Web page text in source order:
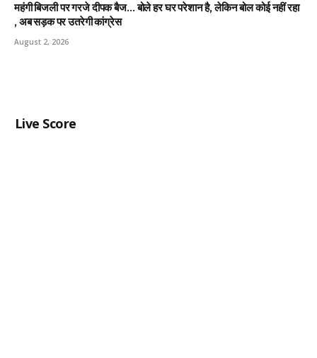
महंगी बिजली पर गरजे दीपक बैज… बोले हर घर परेशान है, लेकिन बोल कोई नहीं रहा
, अब सड़क पर उतरेगी कांग्रेस
August 2, 2026
Live Score